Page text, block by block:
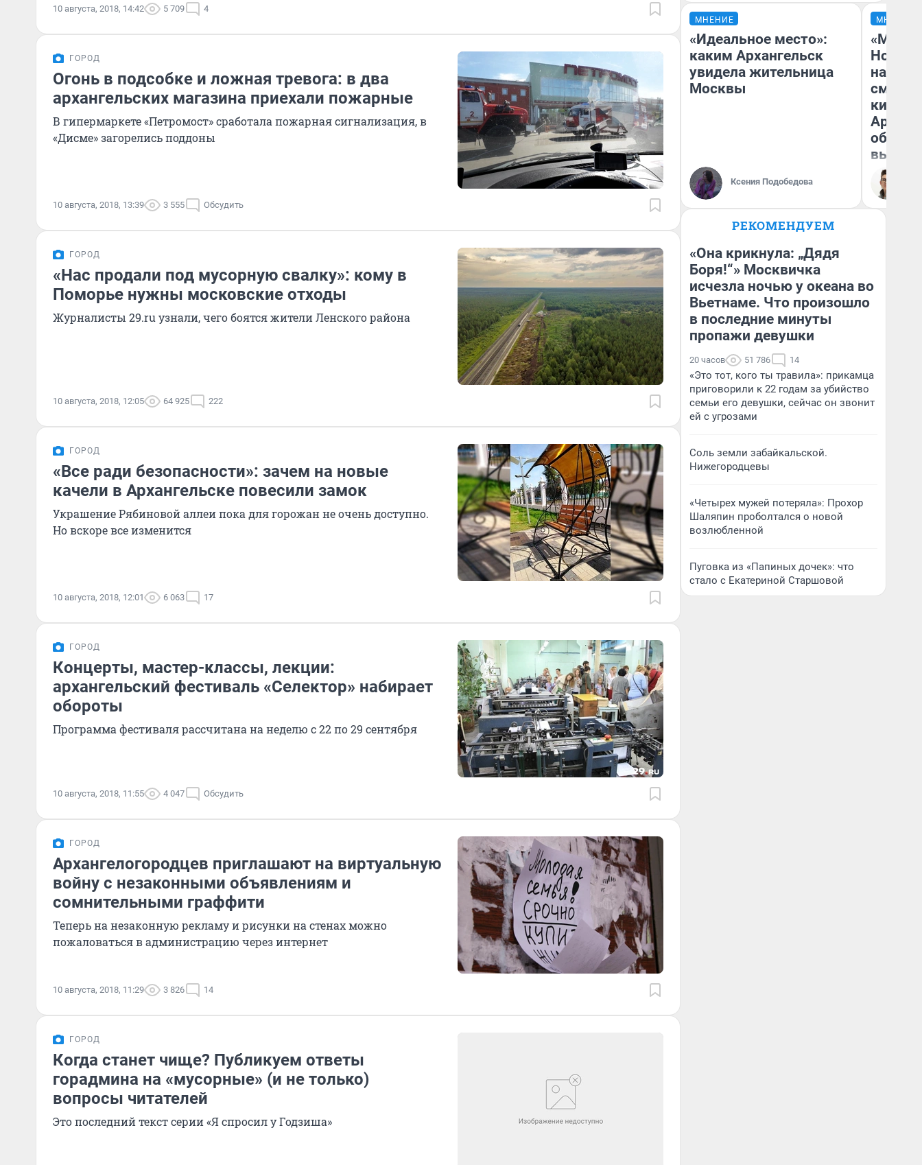
10 августа, 2018, 14:42 5 709 4
ГОРОД
Огонь в подсобке и ложная тревога: в два
архангельских магазина приехали пожарные
В гипермаркете «Петромост» сработала пожарная сигнализация, в
«Дисме» загорелись поддоны
10 августа, 2018, 13:39 3 555 Обсудить
ГОРОД
«Нас продали под мусорную свалку»: кому в
Поморье нужны московские отходы
Журналисты 29.ru узнали, чего боятся жители Ленского района
10 августа, 2018, 12:05 64 925 222
ГОРОД
«Все ради безопасности»: зачем на новые
качели в Архангельске повесили замок
Украшение Рябиновой аллеи пока для горожан не очень доступно.
Но вскоре все изменится
10 августа, 2018, 12:01 6 063 17
ГОРОД
Концерты, мастер-классы, лекции:
архангельский фестиваль «Селектор» набирает
обороты
Программа фестиваля рассчитана на неделю с 22 по 29 сентября
10 августа, 2018, 11:55 4 047 Обсудить
ГОРОД
Архангелогородцев приглашают на виртуальную
войну с незаконными объявлениям и
сомнительными граффити
Теперь на незаконную рекламу и рисунки на стенах можно
пожаловаться в администрацию через интернет
10 августа, 2018, 11:29 3 826 14
ГОРОД
Когда станет чище? Публикуем ответы
горадмина на «мусорные» (и не только)
вопросы читателей
Это последний текст серии «Я спросил у Годзиша»
МНЕНИЕ
«Идеальное место»:
каким Архангельск
увидела жительница
Москвы
Ксения Подобедова
МНЕНИЕ
«Мы
РЕКОМЕНДУЕМ
«Она крикнула: „Дядя
Боря!“» Москвичка
исчезла ночью у океана во
Вьетнаме. Что произошло
в последние минуты
пропажи девушки
20 часов 51 786 14
«Это тот, кого ты травила»: прикамца
приговорили к 22 годам за убийство
семьи его девушки, сейчас он звонит
ей с угрозами
Соль земли забайкальской.
Нижегородцевы
«Четырех мужей потеряла»: Прохор
Шаляпин проболтался о новой
возлюбленной
Пуговка из «Папиных дочек»: что
стало с Екатериной Старшовой